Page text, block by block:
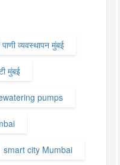
व्यवस्थापन मुंबई
मुंबई
pumps
smart city Mumbai